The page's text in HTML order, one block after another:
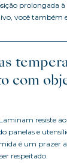
prolongada
você
com
resiste
panelas e
é um prazer
respeitado.